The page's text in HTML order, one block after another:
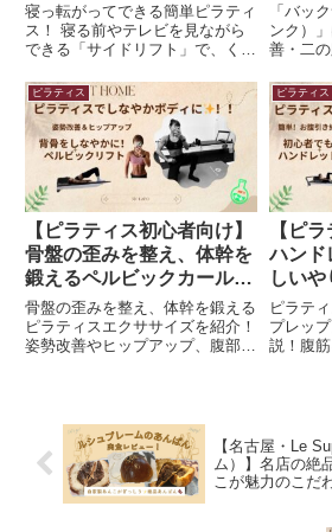
寝っ転がってできる簡単ピラティ
ス！ 寝る前やテレビを見ながら
できる「サイドリフト」で、くび
いフォームや腰に負担をかけない
コツを解説！ 1日10回で理想のウ
エストへ🔥
適！
「バッ
ンク）
善・二
記事で
例、腰
しく解
ジョン
美しい
ピラティス
【ピラティス初心者向け】
骨盤の歪みを整え、体幹を
鍛えるペルビックカール！
ピラティスで姿勢改善＆ヒ
ップアップする方法
骨盤の歪みを整え、体幹を鍛える
ピラティスエクササイズを紹介！
姿勢改善やヒップアップ、腹部の
ピラティス
【ピ
ハンド
しい
める効
安定さ
ピラテ
プレッ
説！腹
【名古屋・Le
ム）】名店の絶
こが魅力のこだ